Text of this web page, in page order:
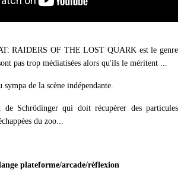
RAIDERS OF THE LOST QUARK est le genre
pas trop médiatisées alors qu'ils le méritent ...
de la scène indépendante.
de Schrödinger qui doit récupérer des particules
du zoo...
plateforme/arcade/réflexion